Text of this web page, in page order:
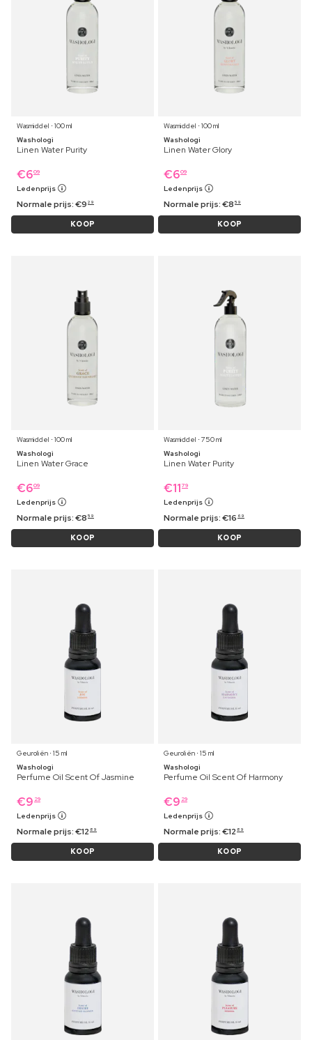
Wasmiddel ⋅ 100 ml
Washologi
Linen Water Purity
€609
Ledenprijs
Normale prijs:€9 29
KOOP
Wasmiddel ⋅ 100 ml
Washologi
Linen Water Glory
€609
Ledenprijs
Normale prijs:€8 59
KOOP
Wasmiddel ⋅ 100 ml
Washologi
Linen Water Grace
€609
Ledenprijs
Normale prijs:€8 59
KOOP
Wasmiddel ⋅ 750 ml
Washologi
Linen Water Purity
€11 79
Ledenprijs
Normale prijs:€16 69
KOOP
Geuroliën ⋅ 15 ml
Washologi
Perfume Oil Scent Of Jasmine
€9 29
Ledenprijs
Normale prijs:€12 89
KOOP
Geuroliën ⋅ 15 ml
Washologi
Perfume Oil Scent Of Harmony
€9 29
Ledenprijs
Normale prijs:€12 89
KOOP